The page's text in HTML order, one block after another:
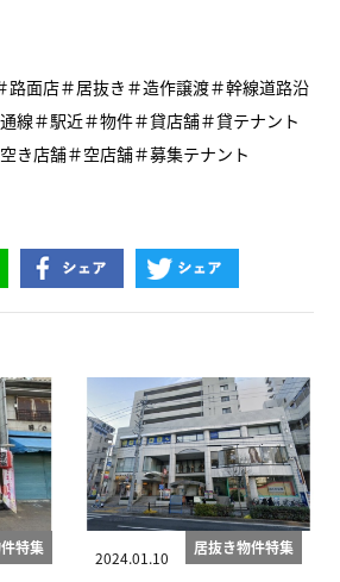
路面店＃居抜き＃造作譲渡＃幹線道路沿
線＃駅近＃物件＃貸店舗＃貸テナント
き店舗＃空店舗＃募集テナント
特集
2024.01.10
居抜き物件特集